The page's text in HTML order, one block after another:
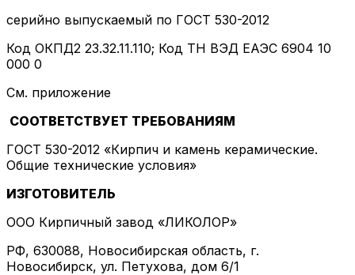
серийно выпускаемый по ГОСТ 530-2012
Код ОКПД2 23.32.11.110; Код ТН ВЭД ЕАЭС 6904 10
000 0
См. приложение
СООТВЕТСТВУЕТ ТРЕБОВАНИЯМ
ГОСТ 530-2012 «Кирпич и камень керамические.
Общие технические условия»
ИЗГОТОВИТЕЛЬ
ООО Кирпичный завод «ЛИКОЛОР»
РФ, 630088, Новосибирская область, г.
Новосибирск, ул. Петухова, дом 6/1